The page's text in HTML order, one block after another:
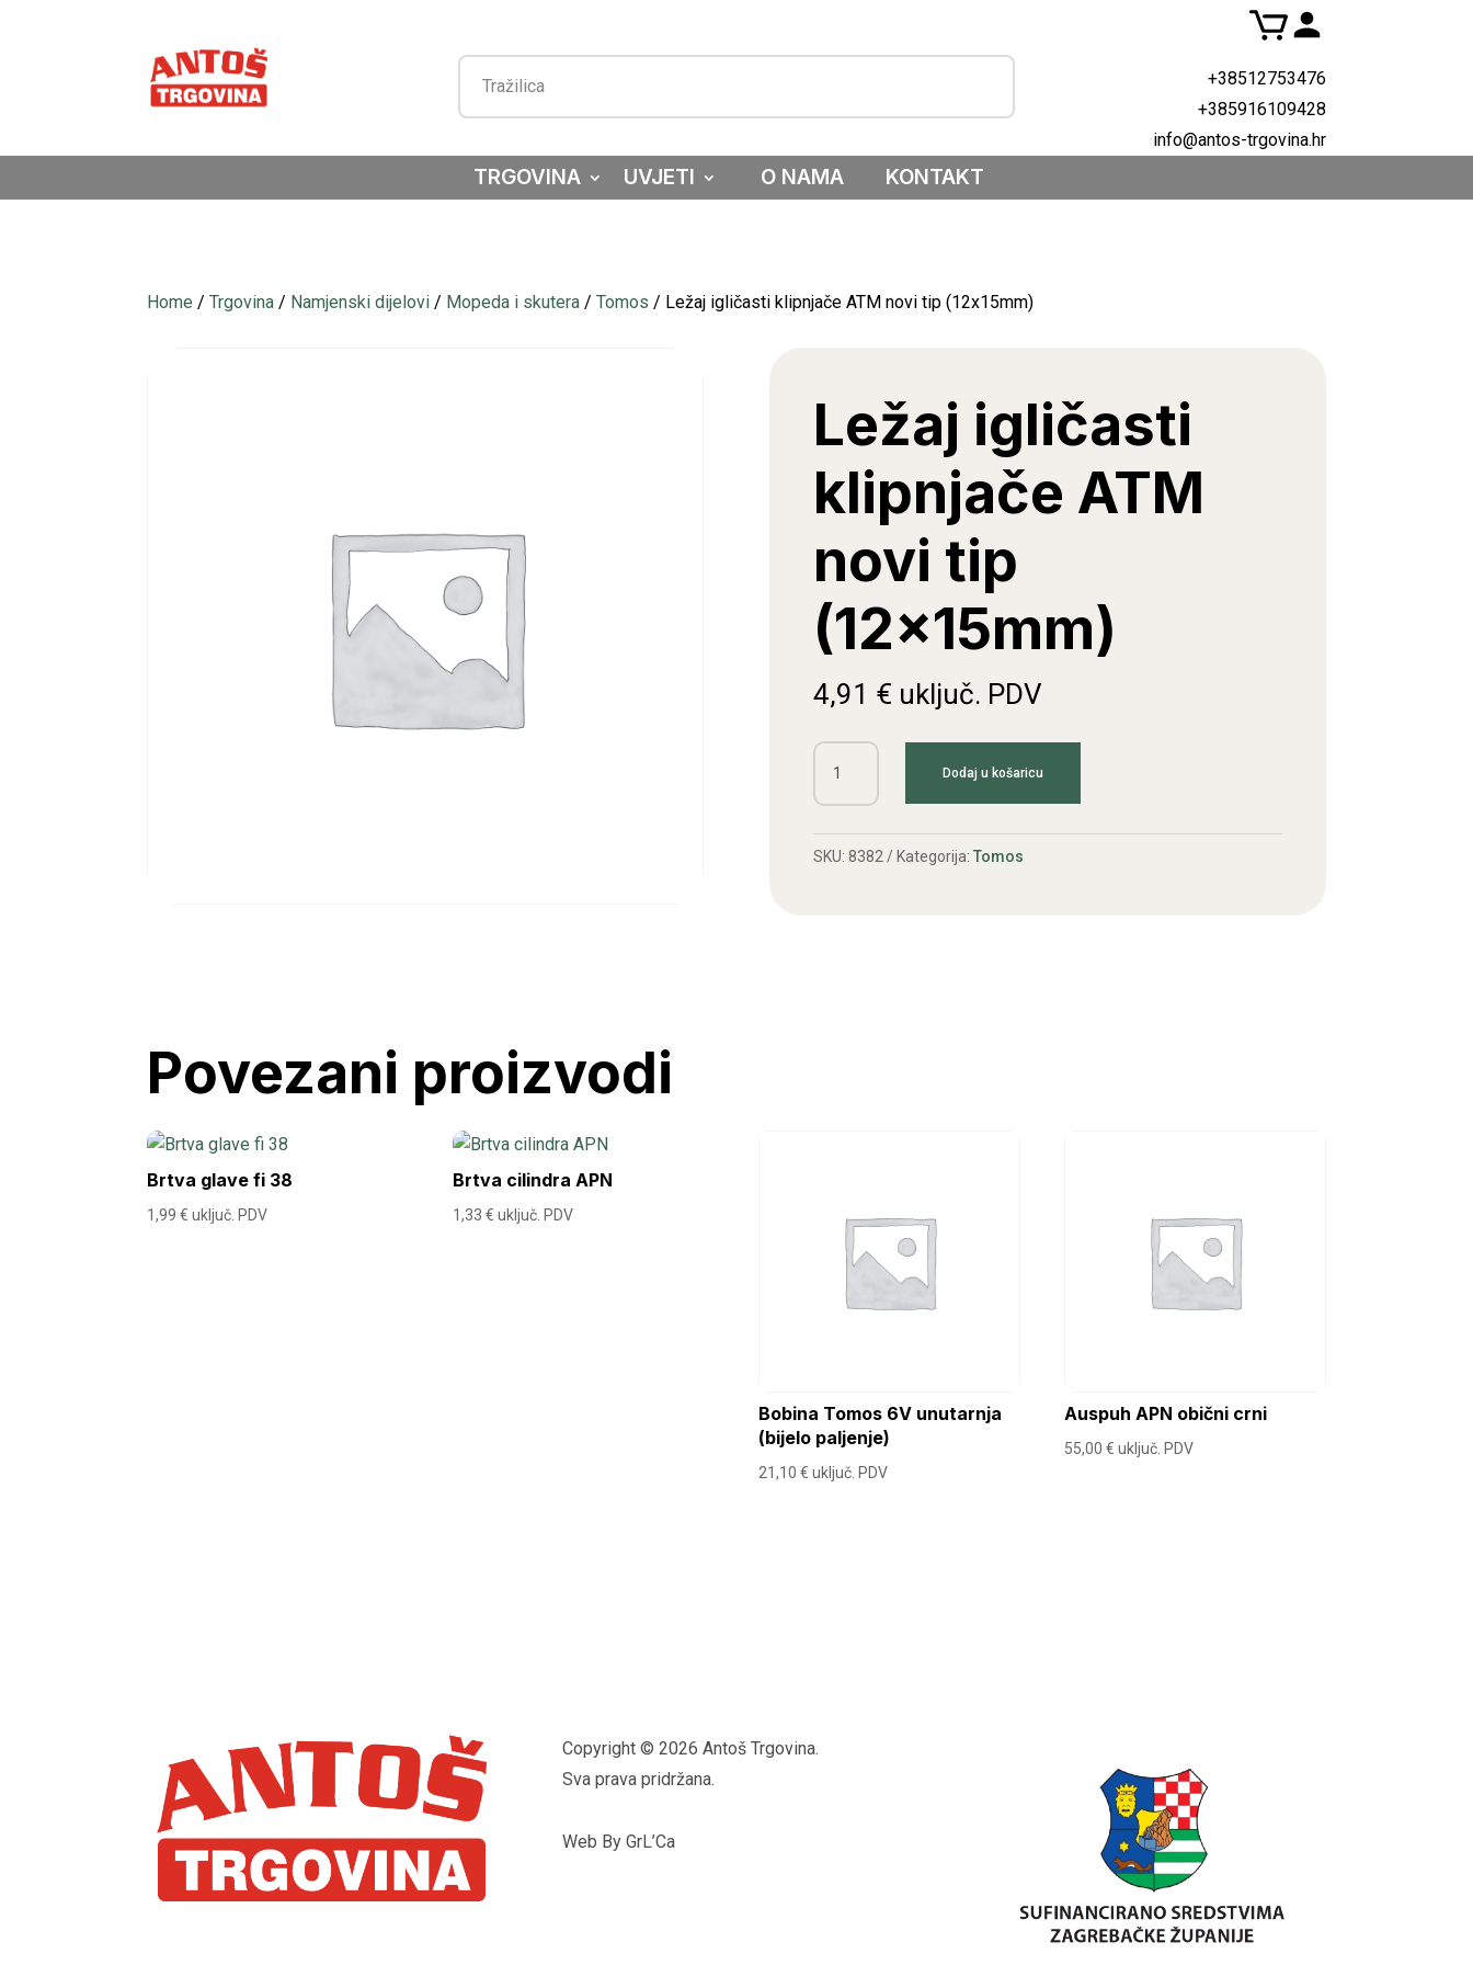
+38512753476
+385916109428
info@antos-trgovina.hr
TRGOVINA UVJETI O NAMA KONTAKT
Home /Trgovina / Namjenski dijelovi / Mopeda i skutera /Tomos / Ležaj igličasti klipnjače ATM novi tip (12x15mm)
Ležaj igličasti
klipnjače ATM
novi tip
(12x15mm)
4,91 € uključ. PDV
Ležaj
igličasti
ATM
Dodaj u košaricu
SKU: 8382 Kategorija: Tomos
Povezani proizvodi
Brtva glave fi 38
1,99€ uključ. PDV
Brtva cilindra APN
1,33€ uključ. PDV
Bobina Tomos 6V unutarnja
(bijelo paljenje)
21,10€ uključ. PDV
Auspuh APN obični crni
55,00€ uključ. PDV
Copyright © 2026 Antoš Trgovina.
Sva prava pridržana.
Web By GrL’Ca